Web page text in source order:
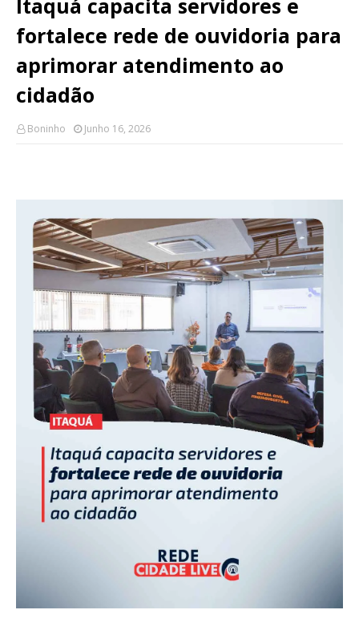
Itaquá capacita servidores e
fortalece rede de ouvidoria para
aprimorar atendimento ao
cidadão
Boninho Junho 16, 2026